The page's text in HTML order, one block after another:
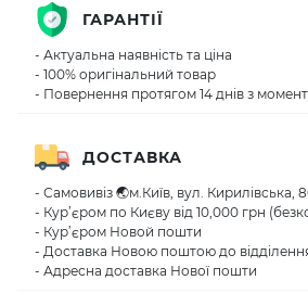
ГАРАНТІЇ
- Актуальна наявність та ціна
- 100% оригінальний товар
- Повернення протягом 14 днів з
ДОСТАВКА
- Самовивіз 🌏м.Київ, вул. Кирилівська,
- Кур’єром по Києву від 10,000 грн
- Кур’єром Новой пошти
- Доставка Новою поштою до
- Адресна доставка Нової пошти